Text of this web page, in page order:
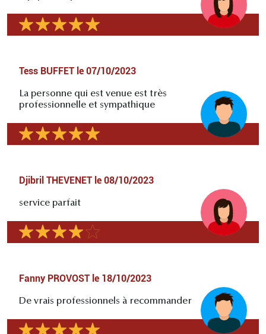
Tess BUFFET le 07/10/2023
La personne qui est venue est très
professionnelle et sympathique
Djibril THEVENET le 08/10/2023
service parfait
Fanny PROVOST le 18/10/2023
De vrais professionnels à recommander